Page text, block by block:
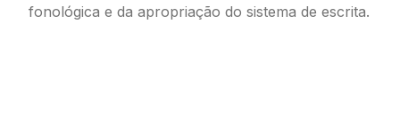
fonológica e da apropriação do sistema de escrita.